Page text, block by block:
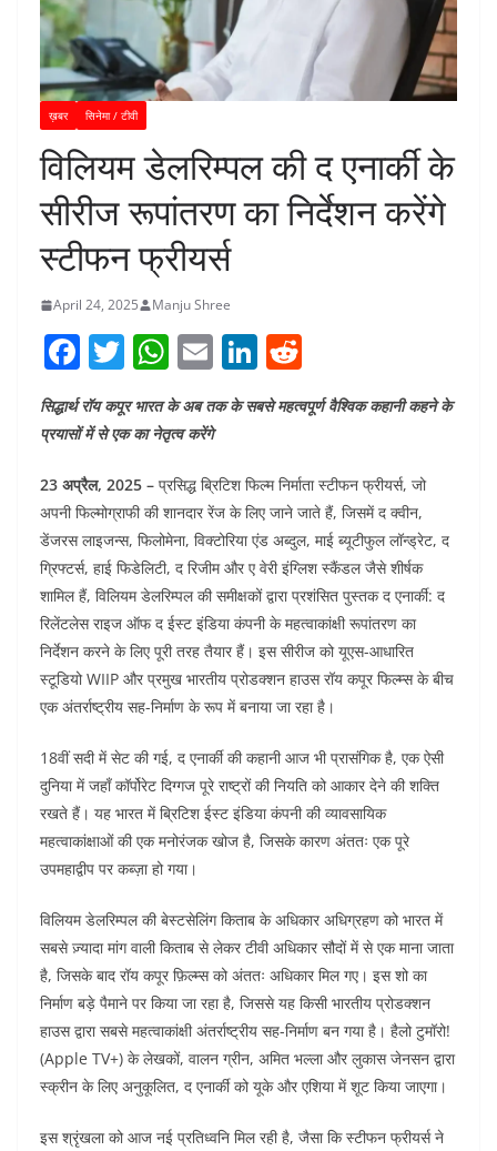
ख़बर सिनेमा / टीवी
विलियम डेलरिम्पल की द एनार्की के
सीरीज रूपांतरण का निर्देशन करेंगे
स्टीफन फ्रीयर्स
April 24, 2025 Manju Shree
F
a
c
b
o
o
k
T
itt
W
h
at
s
A
p
p
E
m
ai
Li
n
k
dI
n
d
t
सिद्धार्थ रॉय कपूर भारत के अब तक के सबसे महत्वपूर्ण वैश्विक कहानी कहने के
प्रयासों में से एक का नेतृत्व करेंगे
23 अप्रैल, 2025 – प्रसिद्ध ब्रिटिश फिल्म निर्माता स्टीफन फ्रीयर्स, जो
अपनी फिल्मोग्राफी की शानदार रेंज के लिए जाने जाते हैं, जिसमें द क्वीन,
डेंजरस लाइजन्स, फिलोमेना, विक्टोरिया एंड अब्दुल, माई ब्यूटीफुल लॉन्ड्रेट, द
ग्रिफ्टर्स, हाई फिडेलिटी, द रिजीम और ए वेरी इंग्लिश स्कैंडल जैसे शीर्षक
शामिल हैं, विलियम डेलरिम्पल की समीक्षकों द्वारा प्रशंसित पुस्तक द एनार्की: द
रिलेंटलेस राइज ऑफ द ईस्ट इंडिया कंपनी के महत्वाकांक्षी रूपांतरण का
निर्देशन करने के लिए पूरी तरह तैयार हैं। इस सीरीज को यूएस-आधारित
स्टूडियो WIIP और प्रमुख भारतीय प्रोडक्शन हाउस रॉय कपूर फिल्म्स के बीच
एक अंतर्राष्ट्रीय सह-निर्माण के रूप में बनाया जा रहा है।
18वीं सदी में सेट की गई, द एनार्की की कहानी आज भी प्रासंगिक है, एक ऐसी
दुनिया में जहाँ कॉर्पोरेट दिग्गज पूरे राष्ट्रों की नियति को आकार देने की शक्ति
रखते हैं। यह भारत में ब्रिटिश ईस्ट इंडिया कंपनी की व्यावसायिक
महत्वाकांक्षाओं की एक मनोरंजक खोज है, जिसके कारण अंततः एक पूरे
उपमहाद्वीप पर कब्ज़ा हो गया।
विलियम डेलरिम्पल की बेस्टसेलिंग किताब के अधिकार अधिग्रहण को भारत में
सबसे ज़्यादा मांग वाली किताब से लेकर टीवी अधिकार सौदों में से एक माना जाता
है, जिसके बाद रॉय कपूर फ़िल्म्स को अंततः अधिकार मिल गए। इस शो का
निर्माण बड़े पैमाने पर किया जा रहा है, जिससे यह किसी भारतीय प्रोडक्शन
हाउस द्वारा सबसे महत्वाकांक्षी अंतर्राष्ट्रीय सह-निर्माण बन गया है। हैलो टुमॉरो!
(Apple TV+) के लेखकों, वालन ग्रीन, अमित भल्ला और लुकास जेनसन द्वारा
स्क्रीन के लिए अनुकूलित, द एनार्की को यूके और एशिया में शूट किया जाएगा।
इस श्रृंखला को आज नई प्रतिध्वनि मिल रही है, जैसा कि स्टीफन फ्रीयर्स ने